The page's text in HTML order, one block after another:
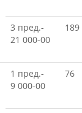
3 пред.-
21 000-00
189
1 пред.-
9 000-00
76